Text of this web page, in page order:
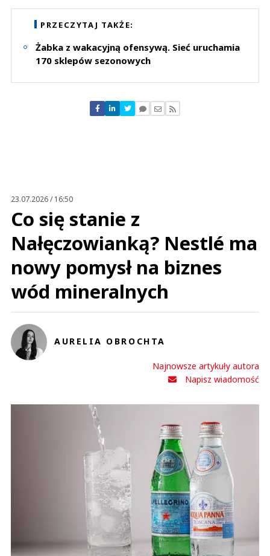
PRZECZYTAJ TAKŻE:
Żabka z wakacyjną ofensywą. Sieć uruchamia
170 sklepów sezonowych
Nie znaleziono komentarzy
Zostaw swoje komentarze
23.07.2026 / 16:50
Co się stanie z
Nałęczowianką? Nestlé ma
nowy pomysł na biznes
wód mineralnych
AURELIA OBROCHTA
Najnowsze artykuły autora
Napisz wiadomość